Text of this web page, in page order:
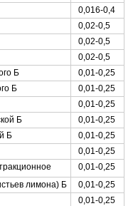
0,016-0,4
0,02-0,5
0,02-0,5
0,02-0,5
Б
0,01-0,25
Б
0,01-0,25
0,01-0,25
Б
0,01-0,25
Б
0,01-0,25
0,01-0,25
0,01-0,25
лимона) Б
0,01-0,25
0,01-0,25